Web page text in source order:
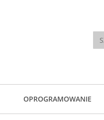
OPROGRAMOWANIE